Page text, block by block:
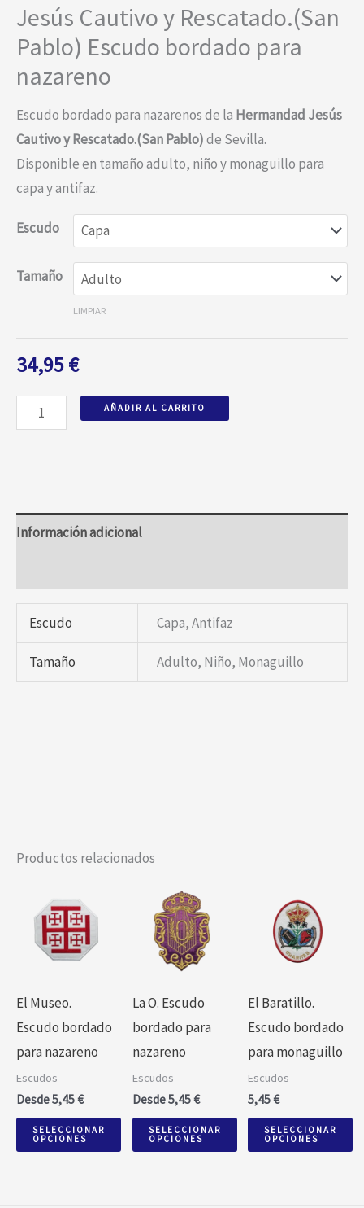
Jesús Cautivo y Rescatado.(San
Pablo) Escudo bordado para
nazareno
Escudo bordado para nazarenos de la Hermandad Jesús
Cautivo y Rescatado.(San Pablo)de Sevilla.
Disponible en tamaño adulto, niño y monaguillo para
capa y antifaz.
Escudo
Tamaño
LIMPIAR
34,95€
AÑADIR AL CARRITO
Información adicional
Escudo Capa, Antifaz
Tamaño Adulto, Niño, Monaguillo
Productos relacionados
El Museo.
Escudo bordado
para nazareno
Escudos
Desde5,45€
SELECCIONAR
OPCIONES
producto
tiene
múltiples
Las
opciones
se
pueden
La O. Escudo
bordado para
nazareno
Escudos
Desde5,45€
SELECCIONAR
OPCIONES
producto
tiene
múltiples
Las
opciones
se
pueden
El Baratillo.
Escudo bordado
para monaguillo
Escudos
5,45€
SELECCIONAR
OPCIONES
producto
tiene
múltiples
Las
opciones
se
pueden
elegir